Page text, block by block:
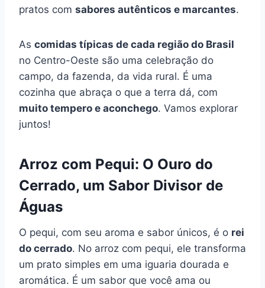
pratos com sabores autênticos e marcantes.
As comidas típicas de cada região do Brasil
no Centro-Oeste são uma celebração do
campo, da fazenda, da vida rural. É uma
cozinha que abraça o que a terra dá, com
muito tempero e aconchego. Vamos explorar
juntos!
Arroz com Pequi: O Ouro do
Cerrado, um Sabor Divisor de
Águas
O pequi, com seu aroma e sabor únicos, é o rei
do cerrado. No arroz com pequi, ele transforma
um prato simples em uma iguaria dourada e
aromática. É um sabor que você ama ou